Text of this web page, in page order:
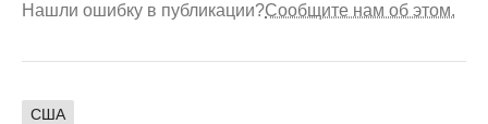
Нашли ошибку в публикации?Сообщите нам об этом.
США